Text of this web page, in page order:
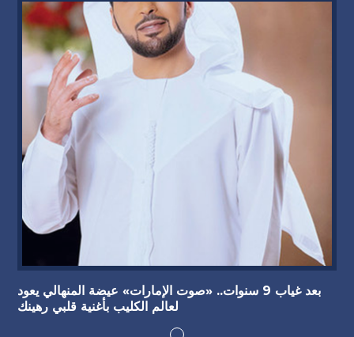
بعد غياب 9 سنوات.. «صوت الإمارات» عيضة المنهالي يعود
لعالم الكليب بأغنية قلبي رهينك